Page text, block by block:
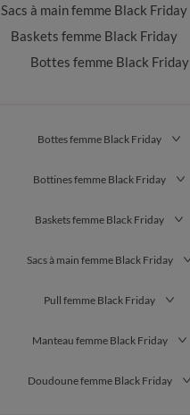
Sacs à main femme Black Friday
Baskets femme Black Friday
Bottes femme Black Friday
Bottes femme Black Friday
Bottines femme Black Friday
Baskets femme Black Friday
Sacs à main femme Black Friday
Pull femme Black Friday
Manteau femme Black Friday
Doudoune femme Black Friday